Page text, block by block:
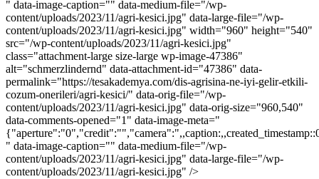
" data-image-caption="" data-medium-file="/wp-
content/uploads/2023/11/agri-kesici.jpg" data-large-file="/wp-
content/uploads/2023/11/agri-kesici.jpg" width="960" height="540"
src="/wp-content/uploads/2023/11/agri-kesici.jpg"
class="attachment-large size-large wp-image-47386"
alt="schmerzlindernd" data-attachment-id="47386" data-
permalink="https://tesakademya.com/dis-agrisina-ne-iyi-gelir-etkili-
cozum-onerileri/agri-kesici/" data-orig-file="/wp-
content/uploads/2023/11/agri-kesici.jpg" data-orig-size="960,540"
data-comments-opened="1" data-image-meta="
" data-image-caption="" data-medium-file="/wp-
content/uploads/2023/11/agri-kesici.jpg" data-large-file="/wp-
content/uploads/2023/11/agri-kesici.jpg" />